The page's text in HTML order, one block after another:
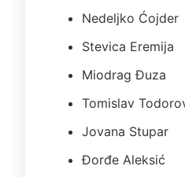
Nedeljko Ćojder
Stevica Eremija
Miodrag Đuza
Tomislav
Jovana Stupar
Đorđe Aleksić